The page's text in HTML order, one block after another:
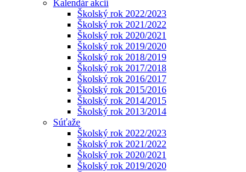
Kalendár akcií
Školský rok 2022/2023
Školský rok 2021/2022
Školský rok 2020/2021
Školský rok 2019/2020
Školský rok 2018/2019
Školský rok 2017/2018
Školský rok 2016/2017
Školský rok 2015/2016
Školský rok 2014/2015
Školský rok 2013/2014
Súťaže
Školský rok 2022/2023
Školský rok 2021/2022
Školský rok 2020/2021
Školský rok 2019/2020